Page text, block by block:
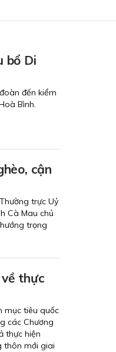
bổ Di
đến kiểm
Bình.
cận
trực Uỷ
Cà Mau chủ
trọng
thực
mục tiêu quốc
các Chương
thực hiện
thôn mới giai